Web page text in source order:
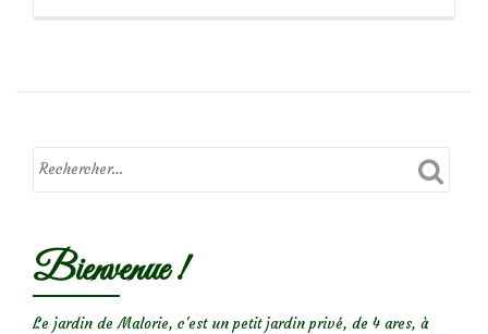
acinosa
Bienvenue !
Le jardin de Malorie, c'est un petit jardin privé, de 4 ares, à